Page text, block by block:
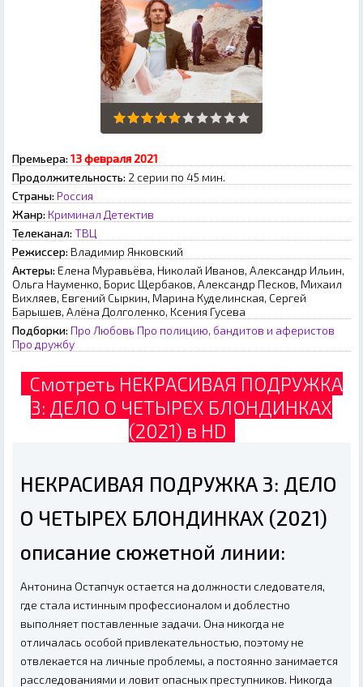
Премьера: 13 февраля 2021
Продолжительность: 2 серии по 45 мин.
Страны: Россия
Жанр: Криминал Детектив
Телеканал: ТВЦ
Режиссер: Владимир Янковский
Актеры: Елена Муравьёва, Николай Иванов, Александр Ильин,
Ольга Науменко, Борис Щербаков, Александр Песков, Михаил
Вихляев, Евгений Сыркин, Марина Куделинская, Сергей
Барышев, Алёна Долголенко, Ксения Гусева
Подборки: Про Любовь Про полицию, бандитов и аферистов
Про дружбу
Смотреть НЕКРАСИВАЯ ПОДРУЖКА
3: ДЕЛО О ЧЕТЫРЕХ БЛОНДИНКАХ
(2021) в HD
НЕКРАСИВАЯ ПОДРУЖКА 3: ДЕЛО
О ЧЕТЫРЕХ БЛОНДИНКАХ (2021)
описание сюжетной линии:
Антонина Остапчук остается на должности следователя,
где стала истинным профессионалом и доблестно
выполняет поставленные задачи. Она никогда не
отличалась особой привлекательностью, поэтому не
отвлекается на личные проблемы, а постоянно занимается
расследованиями и ловит опасных преступников. Никогда